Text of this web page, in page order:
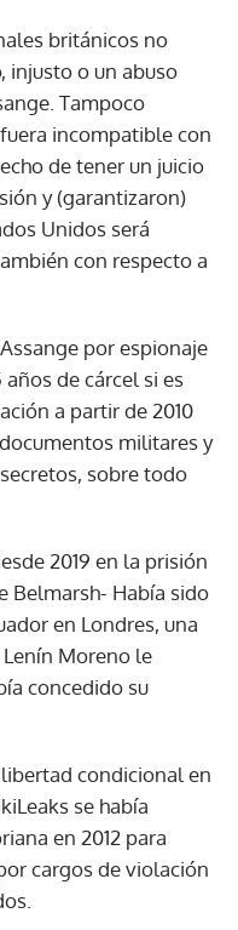
británicos no
injusto o un abuso
Tampoco
incompatible con
de tener un juicio
y (garantizaron)
Unidos será
con respecto a
por espionaje
de cárcel si es
a partir de 2010
militares y
sobre todo
2019 en la prisión
Belmarsh- Había sido
en Londres, una
Moreno le
concedido su
condicional en
se había
en 2012 para
cargos de violación